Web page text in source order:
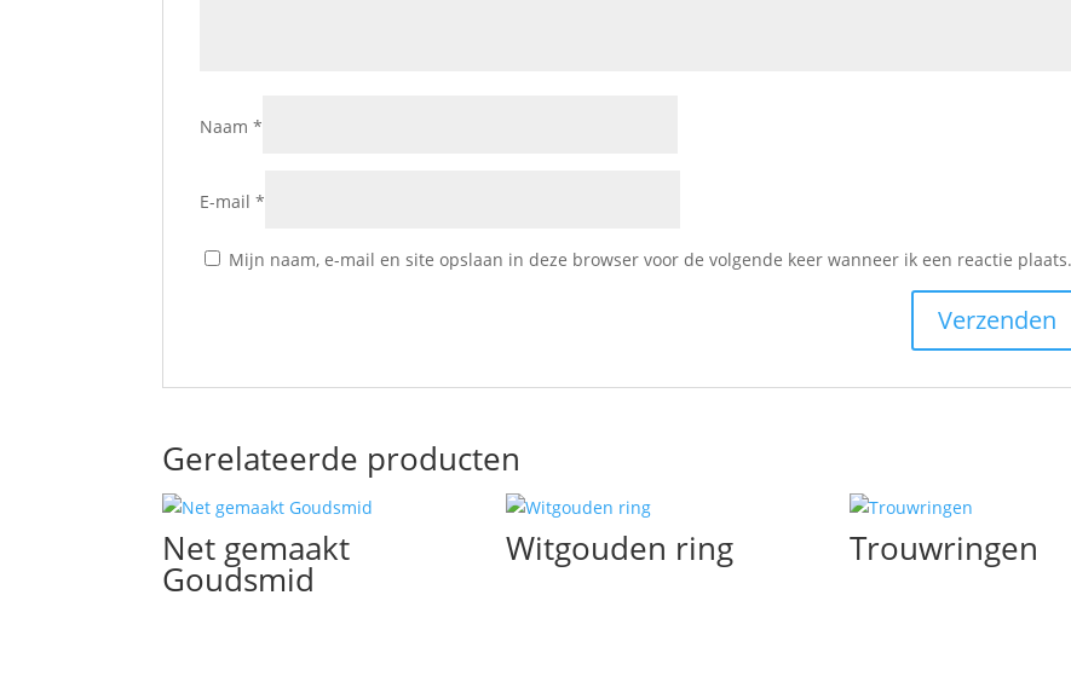
Naam*
E-mail*
Mijn naam, e-mail en site opslaan in deze browser voor de volgende keer wanneer ik een reactie plaats.
Gerelateerde producten
Net gemaakt
Goudsmid
Witgouden ring Trouwringen